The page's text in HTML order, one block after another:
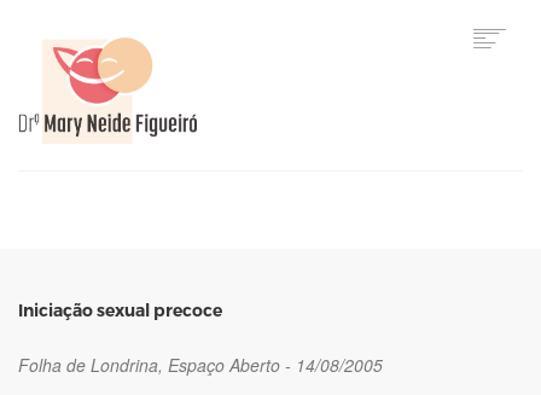
Iniciação sexual precoce
Folha de Londrina, Espaço Aberto - 14/08/2005